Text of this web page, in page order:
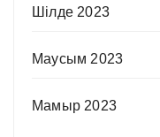
Шілде 2023
Маусым 2023
Мамыр 2023